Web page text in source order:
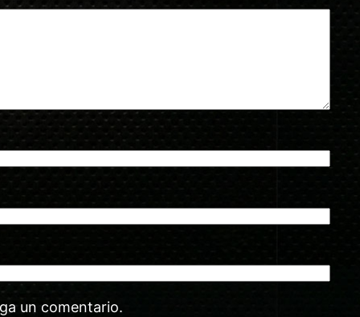
un comentario.